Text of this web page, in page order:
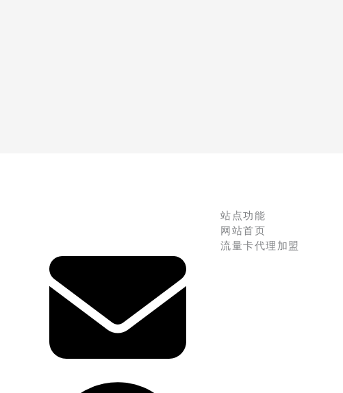
站点功能
网站首页
流量卡代理加盟